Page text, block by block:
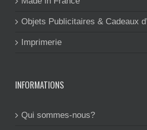
Objets Publicitaires & Cadeaux
Imprimerie
INFORMATIONS
Qui sommes-nous?